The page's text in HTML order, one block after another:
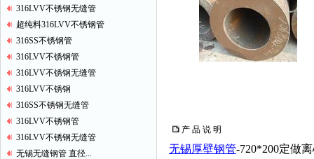
316LVV不锈钢无缝管
超纯料316LVV不锈钢管
316SS不锈钢管
316LVV不锈钢管
316LVV不锈钢无缝管
316LVV不锈钢
316SS不锈钢无缝管
316LVV不锈钢管
316LVV不锈钢无缝管
无锡无缝钢管 直径...
产 品 说 明
无锡厚壁钢管-720*200定做